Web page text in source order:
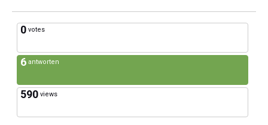
0 votes
6 antworten
590 views